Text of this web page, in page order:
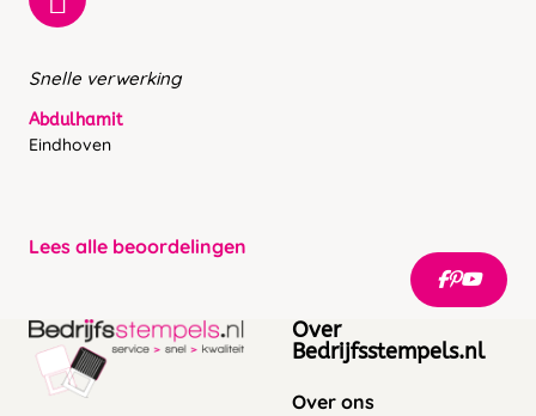
Snelle verwerking
Abdulhamit
Eindhoven
Lees alle beoordelingen
Over
Bedrijfsstempels.nl
Over ons